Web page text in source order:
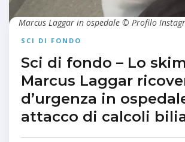
SCI DI FONDO
Sci di fondo – Lo
Marcus Laggar
d’urgenza in
attacco di calcoli